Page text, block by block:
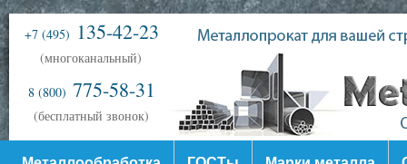
+7 (495) 135-42-23
(многоканальный)
8 (800) 775-58-31
(бесплатный звонок)